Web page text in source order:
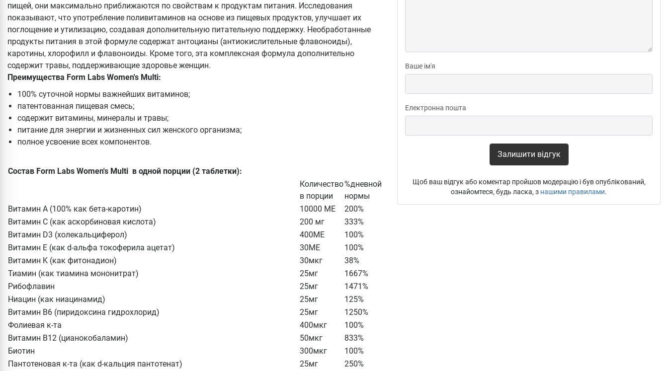
пищей, они максимально приближаются по свойствам к продуктам питания. Исследования
показывают, что употребление поливитаминов на основе из пищевых продуктов, улучшает их
поглощение и утилизацию, создавая дополнительную питательную поддержку. Необработанные
продукты питания в этой формуле содержат антоцианы (антиокислительные флавоноиды),
каротины, хлорофилл и флавоноиды. Кроме того, эта комплексная формула дополнительно
содержит травы, поддерживающие здоровье женщин.
Преимущества Form Labs Women's Multi:
100% суточной нормы важнейших витаминов;
патентованная пищевая смесь;
содержит витамины, минералы и травы;
питание для энергии и жизненных сил женского организма;
полное усвоение всех компонентов.
Состав Form Labs Women's Multi в одной порции (2 таблетки):
Количество
в порции
%дневной
нормы
Витамин А (100% как бета-каротин)
10000 МЕ
200%
Витамин С (как аскорбиновая кислота)
200 мг
333%
Витамин D3 (холекальциферол)
400МЕ
100%
Витамин E (как d-альфа токоферила ацетат)
30МЕ
100%
Витамин K (как фитонадион)
30мкг
38%
Тиамин (как тиамина мононитрат)
25мг
1667%
Рибофлавин
25мг
1471%
Ниацин (как ниацинамид)
25мг
125%
Витамин В6 (пиридоксина гидрохлорид)
25мг
1250%
Фолиевая к-та
400мкг
100%
Витамин В12 (цианокобаламин)
50мкг
833%
Биотин
300мкг
100%
Пантотеновая к-та (как d-кальция пантотенат)
25мг
250%
Ваше ім'я
Електронна пошта
Залишити відгук
Щоб ваш відгук або коментар пройшов модерацію і був опублікований,
ознайомтеся, будь ласка, з нашими правилами.